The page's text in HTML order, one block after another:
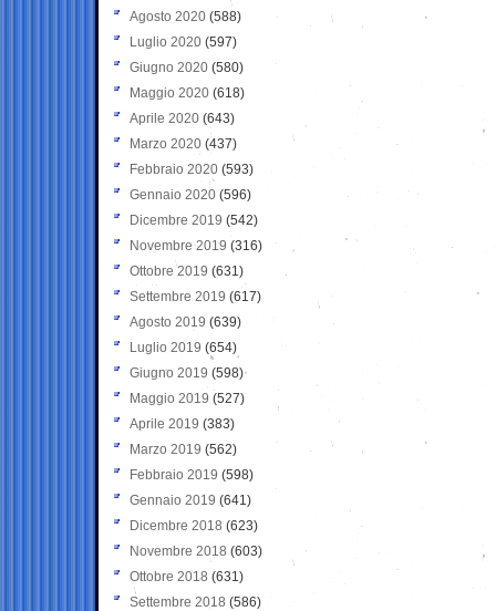
Agosto 2020 (588)
Luglio 2020 (597)
Giugno 2020 (580)
Maggio 2020 (618)
Aprile 2020 (643)
Marzo 2020 (437)
Febbraio 2020 (593)
Gennaio 2020 (596)
Dicembre 2019 (542)
Novembre 2019 (316)
Ottobre 2019 (631)
Settembre 2019 (617)
Agosto 2019 (639)
Luglio 2019 (654)
Giugno 2019 (598)
Maggio 2019 (527)
Aprile 2019 (383)
Marzo 2019 (562)
Febbraio 2019 (598)
Gennaio 2019 (641)
Dicembre 2018 (623)
Novembre 2018 (603)
Ottobre 2018 (631)
Settembre 2018 (586)